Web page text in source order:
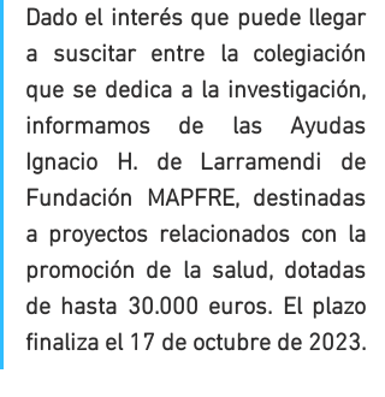
Dado el interés que puede llegar
a suscitar entre la colegiación
que se dedica a la investigación,
informamos de las Ayudas
Ignacio H. de Larramendi de
Fundación MAPFRE, destinadas
a proyectos relacionados con la
promoción de la salud, dotadas
de hasta 30.000 euros. El plazo
finaliza el 17 de octubre de 2023.